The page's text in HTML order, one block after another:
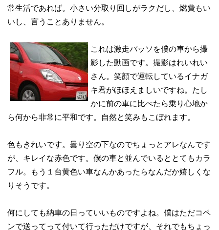
常生活であれば。小さい分取り回しがラクだし、燃費もい
いし、言うことありません。
これは激走パッソを僕の車から撮
影した動画です。撮影はれいれい
さん。笑顔で運転しているイナガ
キ君がほほえましいですね。たし
かに前の車に比べたら乗り心地か
ら何から非常に平和です。自然と笑みもこぼれます。
色もきれいです。曇り空の下なのでちょっとアレなんです
が、キレイな赤色です。僕の車と並んでいるととてもカラ
フル。もう１台黄色い車なんかあったらなんだか嬉しくな
りそうです。
何にしても納車の日っていいものですよね。僕はただコペ
ンで送ってって付いて行っただけですが、それでもちょっ